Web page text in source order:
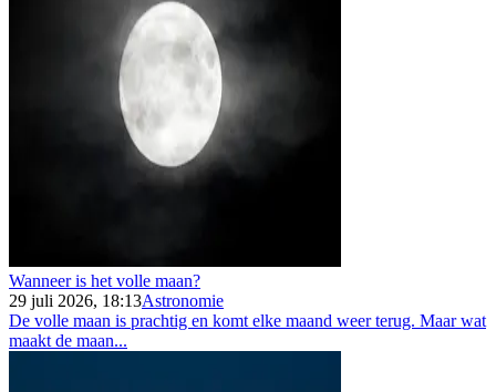
Wanneer is het volle maan?
29 juli 2026, 18:13Astronomie
De volle maan is prachtig en komt elke maand weer terug. Maar wat
maakt de maan...